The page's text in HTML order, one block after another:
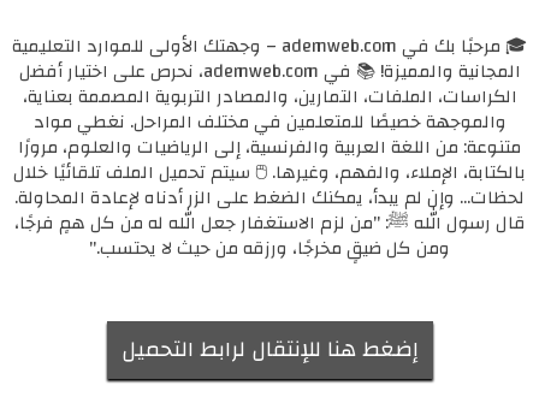
🎓 مرحبًا بك في ademweb.com – وجهتك الأولى للموارد التعليمية
المجانية والمميزة! 📚 في ademweb.com، نحرص على اختيار أفضل
الكراسات، الملفات، التمارين، والمصادر التربوية المصممة بعناية،
والموجهة خصيصًا للمتعلمين في مختلف المراحل. نغطي مواد
متنوعة: من اللغة العربية والفرنسية، إلى الرياضيات والعلوم، مرورًا
بالكتابة، الإملاء، والفهم، وغيرها. 🖱️ سيتم تحميل الملف تلقائيًا خلال
لحظات... وإن لم يبدأ، يمكنك الضغط على الزر أدناه لإعادة المحاولة.
قال رسول الله ﷺ: "من لزم الاستغفار جعل الله له من كل همٍ فرجًا،
ومن كل ضيقٍ مخرجًا، ورزقه من حيث لا يحتسب."
إضغط هنا للإنتقال لرابط التحميل